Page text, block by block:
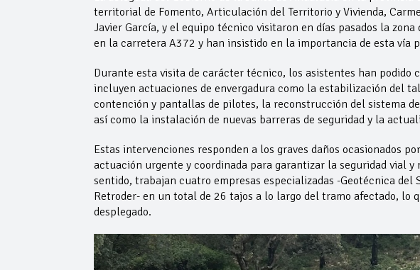
territorial de Fomento, Articulación del Territorio y Vivienda,
Javier García, y el equipo técnico visitaron en días pasados la
en la carretera A372 y han insistido en la importancia de esta vía
Durante esta visita de carácter técnico, los asistentes han podido
incluyen actuaciones de envergadura como la estabilización del
contención y pantallas de pilotes, la reconstrucción del sistema
así como la instalación de nuevas barreras de seguridad y la
Estas intervenciones responden a los graves daños ocasionados
actuación urgente y coordinada para garantizar la seguridad vial
sentido, trabajan cuatro empresas especializadas -Geotécnica del
Retroder- en un total de 26 tajos a lo largo del tramo afectado, lo
desplegado.